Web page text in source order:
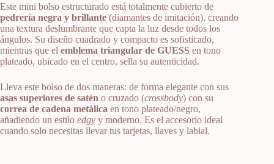
Este mini bolso estructurado está totalmente cubierto de
pedrería negra y brillante (diamantes de imitación), creando
una textura deslumbrante que capta la luz desde todos los
ángulos. Su diseño cuadrado y compacto es sofisticado,
mientras que el emblema triangular de GUESS en tono
plateado, ubicado en el centro, sella su autenticidad.
Lleva este bolso de dos maneras: de forma elegante con sus
asas superiores de satén o cruzado (crossbody) con su
correa de cadena metálica en tono plateado/negro,
añadiendo un estilo edgy y moderno. Es el accesorio ideal
cuando solo necesitas llevar tus tarjetas, llaves y labial.